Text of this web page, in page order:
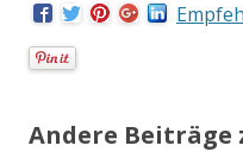
Andere Beiträge